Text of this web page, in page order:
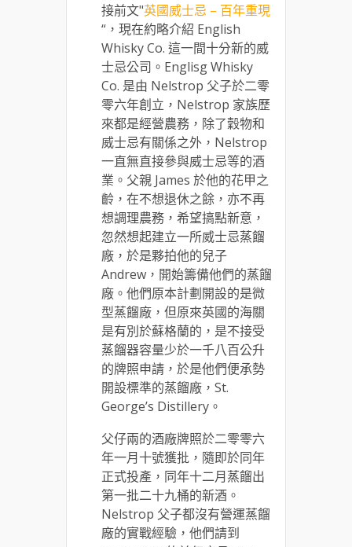
接前文"英國威士忌 – 百年重現
“，現在約略介紹 English
Whisky Co. 這一間十分新的威
士忌公司。Englisg Whisky
Co. 是由 Nelstrop 父子於二零
零六年創立，Nelstrop 家族歷
來都是經營農務，除了穀物和
威士忌有關係之外，Nelstrop
一直無直接參與威士忌等的酒
業。父親 James 於他的花甲之
齡，在不想退休之餘，亦不再
想調理農務，希望搞點新意，
忽然想起建立一所威士忌蒸餾
廠，於是夥拍他的兒子
Andrew，開始籌備他們的蒸餾
廠。他們原本計劃開設的是微
型蒸餾廠，但原來英國的海關
是有別於蘇格蘭的，是不接受
蒸餾器容量少於一千八百公升
的牌照申請，於是他們便承勢
開設標準的蒸餾廠，St.
George’s Distillery。
父仔兩的酒廠牌照於二零零六
年一月十號獲批，隨即於同年
正式投產，同年十二月蒸餾出
第一批二十九桶的新酒。
Nelstrop 父子都沒有營運蒸餾
廠的實戰經驗，他們請到